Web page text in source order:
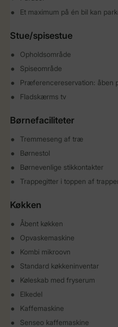
Et maximum på én bil kan
Stue/spisestue
Opholdsområde
Spiseområde
Præferencereservation: åben
Fladskærms tv
Børnefaciliteter
Tremmeseng af træ
Børnestol
Børnevenlige stikkontakter
Trappegitter i toppen af
Køkken
Åbent køkken
Opvaskemaskine
Kombi mikroovn
Standard køkkeninventar
Køleskab med fryserum
Elkedel
Kaffemaskine
Senseo kaffemaskine